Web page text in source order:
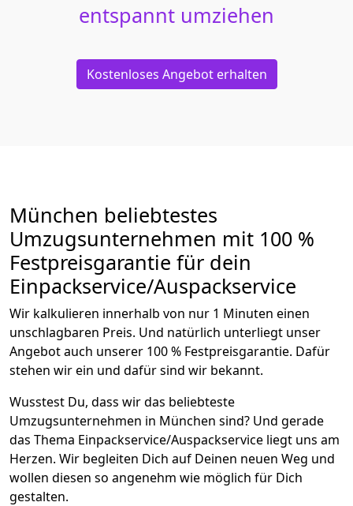
entspannt umziehen
Kostenloses Angebot erhalten
München beliebtestes
Umzugsunternehmen mit 100 %
Festpreisgarantie für dein
Einpackservice/Auspackservice
Wir kalkulieren innerhalb von nur 1 Minuten einen
unschlagbaren Preis. Und natürlich unterliegt unser
Angebot auch unserer 100 % Festpreisgarantie. Dafür
stehen wir ein und dafür sind wir bekannt.
Wusstest Du, dass wir das beliebteste
Umzugsunternehmen in München sind? Und gerade
das Thema Einpackservice/Auspackservice liegt uns am
Herzen. Wir begleiten Dich auf Deinen neuen Weg und
wollen diesen so angenehm wie möglich für Dich
gestalten.